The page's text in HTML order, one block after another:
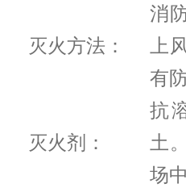
灭火方法：
消
上
有
灭火剂：
抗
土
场